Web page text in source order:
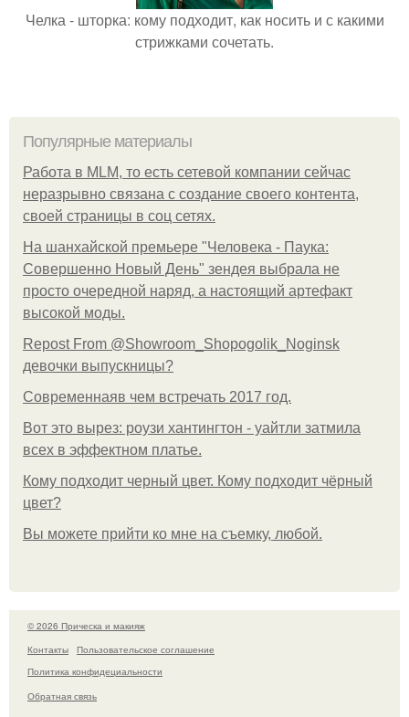
Челка - шторка: кому подходит, как носить и с какими
стрижками сочетать.
Популярные материалы
Работа в MLM, то есть сетевой компании сейчас
неразрывно связана с создание своего контента,
своей страницы в соц сетях.
На шанхайской премьере "Человека - Паука:
Совершенно Новый День" зендея выбрала не
просто очередной наряд, а настоящий артефакт
высокой моды.
Repost From @Showroom_Shopogolik_Noginsk
девочки выпускницы?
Современнаяв чем встречать 2017 год.
Вот это вырез: роузи хантингтон - уайтли затмила
всех в эффектном платьe.
Кому подходит черный цвет. Кому подходит чёрный
цвет?
Вы можете прийти ко мне на съемку, любой.
© 2026 Прическа и макияж
Контакты
Пользовательское соглашение
Политика конфидециальности
Обратная связь